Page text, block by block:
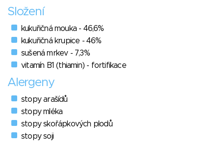
Složení
kukuřičná mouka - 46,6%
kukuřičná krupice - 46%
sušená mrkev - 7,3%
vitamín B1 (thiamin) - fortifikace
Alergeny
stopy arašídů
stopy mléka
stopy skořápkových plodů
stopy soji